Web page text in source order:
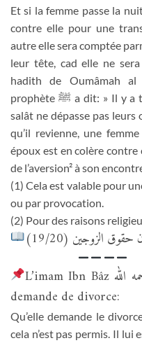
Et si la femme passe la
contre elle pour une
autre elle sera comptée
leur tête, cad elle ne
hadith de Oumâmah al
prophète ﷺ a dit: » Il y a trois sortes de personnes dont la
salât ne dépasse pas leurs
qu’il revienne, une
époux est en colère contre
de l’aversion² à son
(1) Cela est valable pour
ou par provocation.
(2) Pour des raisons
حقوق الزوجين (19/20)
L’imam Ibn Bâz رحمه الله dit à propos des motifs de
demande de divorce:
Qu’elle demande le
cela n’est pas permis. Il lui